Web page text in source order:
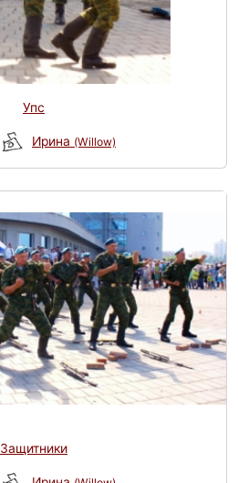
Упс
Ирина (Willow)
Защитники